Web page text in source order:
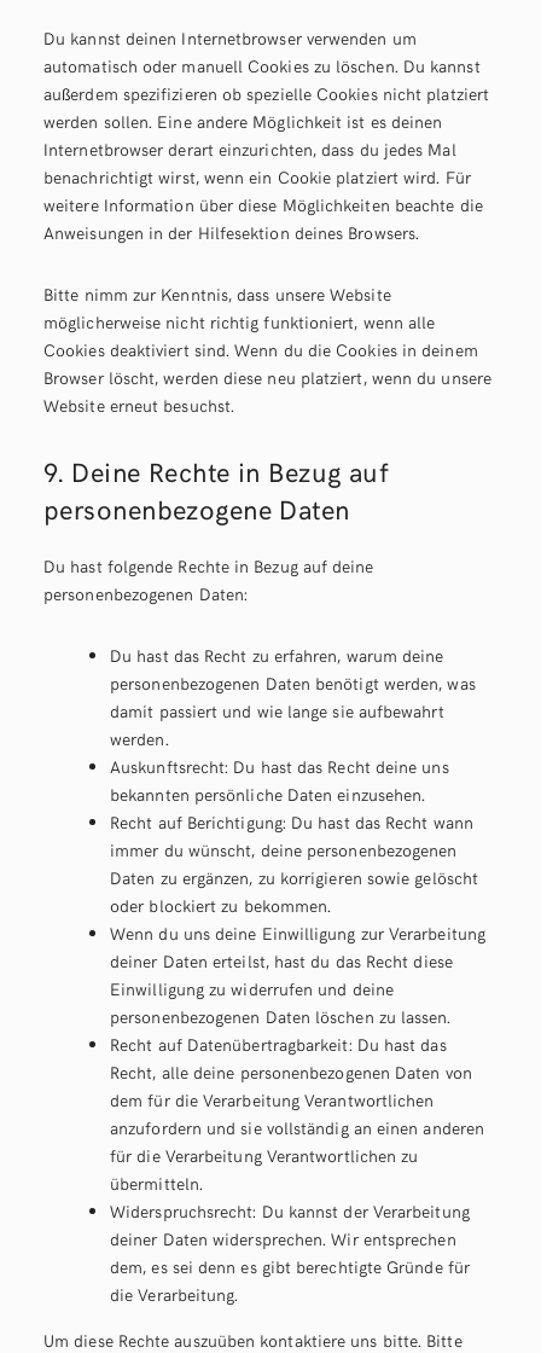
Du kannst deinen Internetbrowser verwenden um
automatisch oder manuell Cookies zu löschen. Du kannst
außerdem spezifizieren ob spezielle Cookies nicht platziert
werden sollen. Eine andere Möglichkeit ist es deinen
Internetbrowser derart einzurichten, dass du jedes Mal
benachrichtigt wirst, wenn ein Cookie platziert wird. Für
weitere Information über diese Möglichkeiten beachte die
Anweisungen in der Hilfesektion deines Browsers.
Bitte nimm zur Kenntnis, dass unsere Website
möglicherweise nicht richtig funktioniert, wenn alle
Cookies deaktiviert sind. Wenn du die Cookies in deinem
Browser löscht, werden diese neu platziert, wenn du unsere
Website erneut besuchst.
9. Deine Rechte in Bezug auf
personenbezogene Daten
Du hast folgende Rechte in Bezug auf deine
personenbezogenen Daten:
Du hast das Recht zu erfahren, warum deine
personenbezogenen Daten benötigt werden, was
damit passiert und wie lange sie aufbewahrt
werden.
Auskunftsrecht: Du hast das Recht deine uns
bekannten persönliche Daten einzusehen.
Recht auf Berichtigung: Du hast das Recht wann
immer du wünscht, deine personenbezogenen
Daten zu ergänzen, zu korrigieren sowie gelöscht
oder blockiert zu bekommen.
Wenn du uns deine Einwilligung zur Verarbeitung
deiner Daten erteilst, hast du das Recht diese
Einwilligung zu widerrufen und deine
personenbezogenen Daten löschen zu lassen.
Recht auf Datenübertragbarkeit: Du hast das
Recht, alle deine personenbezogenen Daten von
dem für die Verarbeitung Verantwortlichen
anzufordern und sie vollständig an einen anderen
für die Verarbeitung Verantwortlichen zu
übermitteln.
Widerspruchsrecht: Du kannst der Verarbeitung
deiner Daten widersprechen. Wir entsprechen
dem, es sei denn es gibt berechtigte Gründe für
die Verarbeitung.
Um diese Rechte auszuüben kontaktiere uns bitte. Bitte